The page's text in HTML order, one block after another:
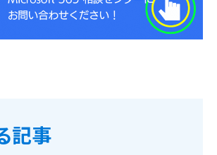
記事